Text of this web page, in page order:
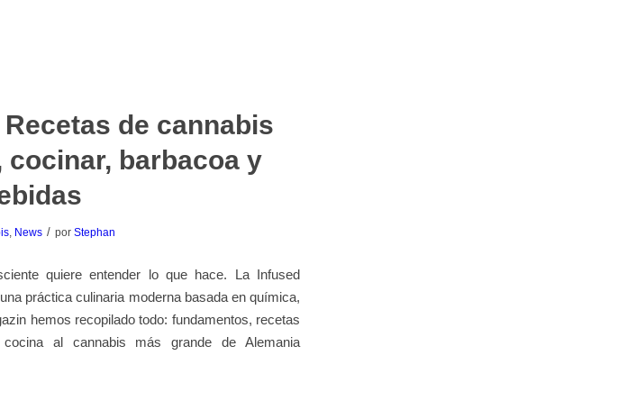
de cannabis
cocinar, barbacoa y
, News / por Stephan
quiere entender lo que hace. La Infused
práctica culinaria moderna basada en química,
hemos recopilado todo: fundamentos, recetas
al cannabis más grande de Alemania